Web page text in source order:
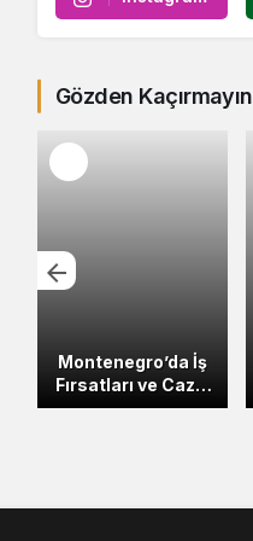
Gözden Kaçırmayın
Montenegro’da İş
Fırsatları ve Cazip
Sektörler